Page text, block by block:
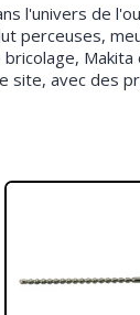
l'univers de
perceuses,
site, avec des